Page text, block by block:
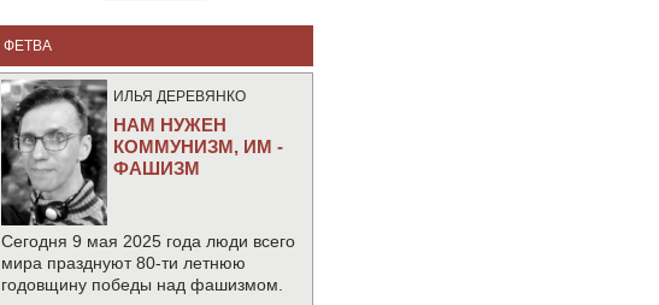
ФЕТВА
ИЛЬЯ ДЕРЕВЯНКО
НАМ НУЖЕН
КОММУНИЗМ, ИМ -
ФАШИЗМ
Сегодня 9 мая 2025 года люди всего
мира празднуют 80-ти летнюю
годовщину победы над фашизмом.